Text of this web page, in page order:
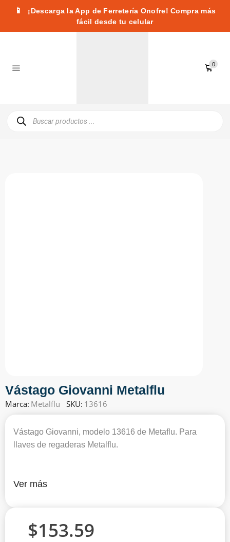
📱
¡Descarga la App de Ferretería Onofre! Compra más
fácil desde tu celular
0
Vástago Giovanni Metalflu
Marca: Metalflu SKU: 13616
Vástago Giovanni, modelo 13616 de Metaflu. Para
llaves de regaderas Metalflu.
Ver más
$153.59